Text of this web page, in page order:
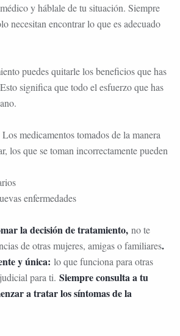
y háblale de tu situación. Siempre
necesitan encontrar lo que es adecuado
puedes quitarle los beneficios que has
significa que todo el esfuerzo que has
Los medicamentos tomados de la manera
los que se toman incorrectamente pueden
enfermedades
la decisión de tratamiento, no te
de otras mujeres, amigas o familiares.
y única: lo que funciona para otras
para ti. Siempre consulta a tu
a tratar los síntomas de la